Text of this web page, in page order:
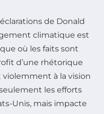
de Donald
climatique est
où les faits sont
d’une rhétorique
violemment à la vision
les efforts
Unis, mais impacte